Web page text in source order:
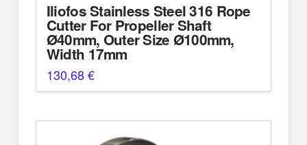
Iliofos Stainless Steel 316 Rope
Cutter For Propeller Shaft
Ø40mm, Outer Size Ø100mm,
Width 17mm
130,68€